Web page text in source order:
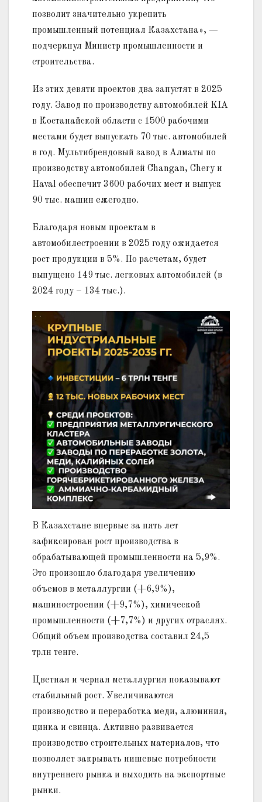
позволит значительно укрепить
промышленный потенциал Казахстана», —
подчеркнул Министр промышленности и
строительства.
Из этих девяти проектов два запустят в 2025
году. Завод по производству автомобилей KIA
в Костанайской области с 1500 рабочими
местами будет выпускать 70 тыс. автомобилей
в год. Мультибрендовый завод в Алматы по
производству автомобилей Changan, Chery и
Haval обеспечит 3600 рабочих мест и выпуск
90 тыс. машин ежегодно.
Благодаря новым проектам в
автомобилестроении в 2025 году ожидается
рост продукции в 5%. По расчетам, будет
выпущено 149 тыс. легковых автомобилей (в
2024 году – 134 тыс.).
В Казахстане впервые за пять лет
зафиксирован рост производства в
обрабатывающей промышленности на 5,9%.
Это произошло благодаря увеличению
объемов в металлургии (+6,9%),
машиностроении (+9,7%), химической
промышленности (+7,7%) и других отраслях.
Общий объем производства составил 24,5
трлн тенге.
Цветная и черная металлургия показывают
стабильный рост. Увеличиваются
производство и переработка меди, алюминия,
цинка и свинца. Активно развивается
производство строительных материалов, что
позволяет закрывать нишевые потребности
внутреннего рынка и выходить на экспортные
рынки.